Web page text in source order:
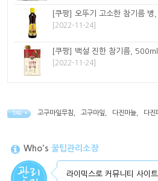
[쿠팡] 오뚜기 고소한 참기름
[2022-11-24]
[쿠팡] 백설 진한 참기름,
[2022-11-24]
TAG • 고구마잎무침 고구마잎 다진마늘 다진
Who's 꿀팁관리소장
라이믹스로 커뮤니티 사이